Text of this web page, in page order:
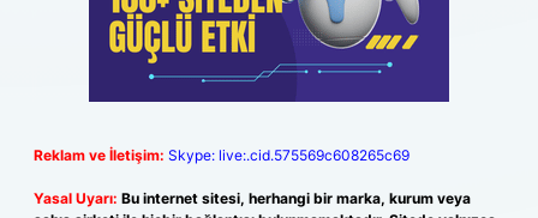
Reklam ve İletişim: Skype: live:.cid.575569c608265c69
Yasal Uyarı: Bu internet sitesi, herhangi bir marka, kurum veya